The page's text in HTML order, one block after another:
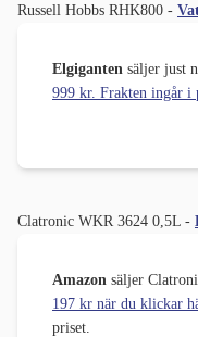
Russell Hobbs RHK800 -
Elgiganten säljer just
999 kr. Frakten ingår i
Clatronic WKR 3624 0,5L -
Amazon säljer
197 kr när du klickar
priset.